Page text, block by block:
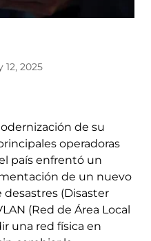
2025
de su
operadoras
país enfrentó un
de un nuevo
(Disaster
(Red de Área Local
una red física en